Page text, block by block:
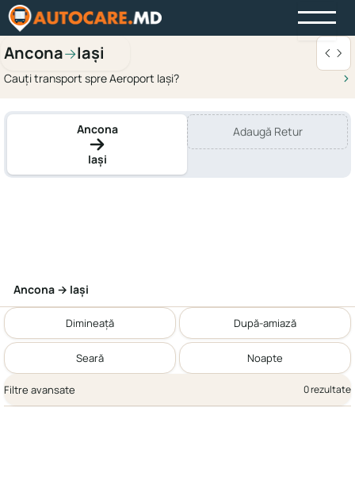
Ancona→Iași
Cauți transport spre Aeroport Iași?
Ancona
Iași
Adaugă Retur
Ancona → Iași
Dimineață După-amiază
Seară Noapte
Filtre avansate 0 rezultate